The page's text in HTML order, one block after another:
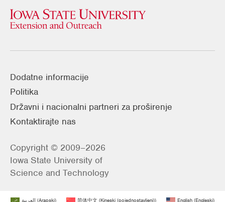
Dodatne informacije
Politika
Državni i nacionalni partneri za proširenje
Kontaktirajte nas
Copyright © 2009–2026
Iowa State University of
Science and Technology
العربية (Arapski) 简体中文 (Kineski (pojednostavljeni)) English (Engleski)